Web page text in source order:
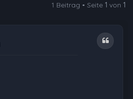
1 Beitrag • Seite 1 von 1
Zitat